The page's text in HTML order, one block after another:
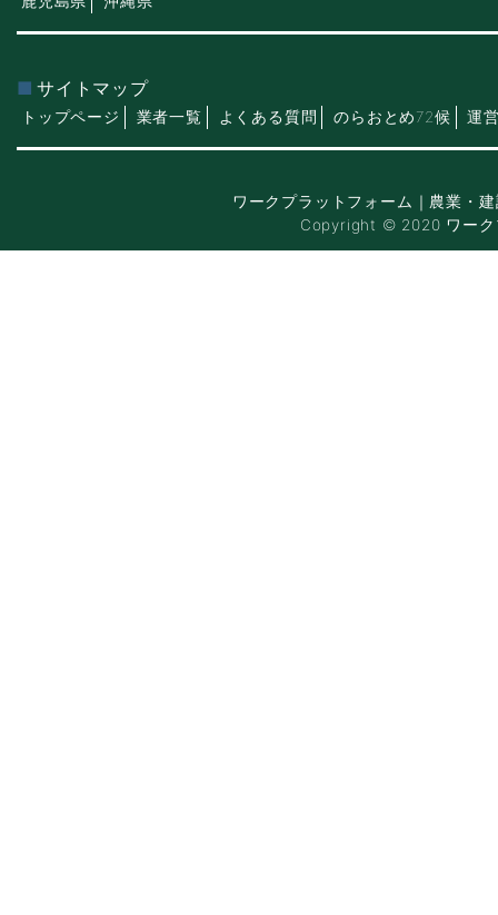
サイトマップ
トップページ 業者一覧 よくある質問 のらおとめ72候 運
ワークプラットフォーム｜農業・
Copyright © 2020 ワーク